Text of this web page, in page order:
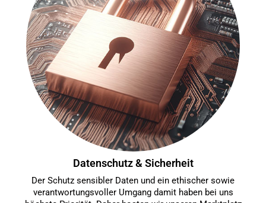
Datenschutz & Sicherheit
Der Schutz sensibler Daten und ein ethischer sowie
verantwortungsvoller Umgang damit haben bei uns